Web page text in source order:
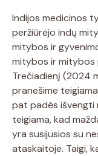
Indijos medicinos
peržiūrėjo indų
mitybos ir
mitybos ir mitybos
Trečiadienį (2024
pranešime
pat padės išvengti
teigiama, kad
yra susijusios su
ataskaitoje. Taigi,